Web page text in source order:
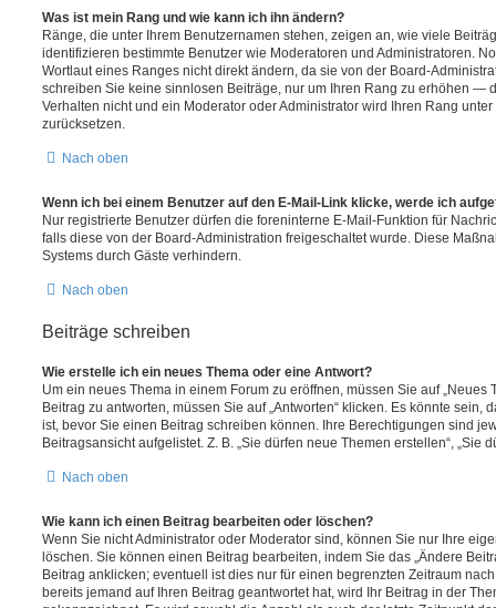
Was ist mein Rang und wie kann ich ihn ändern?
Ränge, die unter Ihrem Benutzernamen stehen, zeigen an, wie viele
identifizieren bestimmte Benutzer wie Moderatoren und Administratoren.
Wortlaut eines Ranges nicht direkt ändern, da sie von der Board-
schreiben Sie keine sinnlosen Beiträge, nur um Ihren Rang zu erhöhen —
Verhalten nicht und ein Moderator oder Administrator wird Ihren Rang
zurücksetzen.
Nach oben
Wenn ich bei einem Benutzer auf den E-Mail-Link klicke, werde ich
Nur registrierte Benutzer dürfen die foreninterne E-Mail-Funktion für
falls diese von der Board-Administration freigeschaltet wurde. Diese
Systems durch Gäste verhindern.
Nach oben
Beiträge schreiben
Wie erstelle ich ein neues Thema oder eine Antwort?
Um ein neues Thema in einem Forum zu eröffnen, müssen Sie auf „Neues
Beitrag zu antworten, müssen Sie auf „Antworten“ klicken. Es könnte sein,
ist, bevor Sie einen Beitrag schreiben können. Ihre Berechtigungen sind
Beitragsansicht aufgelistet. Z. B. „Sie dürfen neue Themen erstellen“, „Sie
Nach oben
Wie kann ich einen Beitrag bearbeiten oder löschen?
Wenn Sie nicht Administrator oder Moderator sind, können Sie nur Ihre
löschen. Sie können einen Beitrag bearbeiten, indem Sie das „Ändere
Beitrag anklicken; eventuell ist dies nur für einen begrenzten Zeitraum
bereits jemand auf Ihren Beitrag geantwortet hat, wird Ihr Beitrag in der